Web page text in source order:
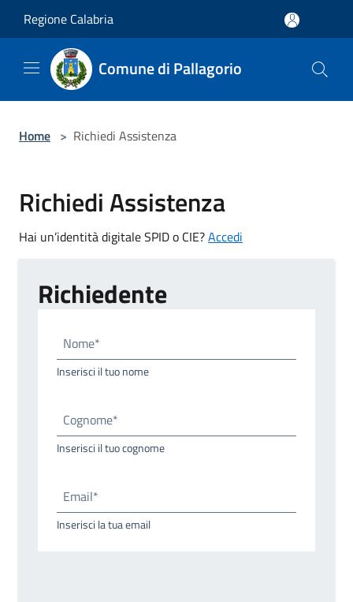
Regione Calabria
Comune di Pallagorio
Home > Richiedi Assistenza
Richiedi Assistenza
Hai un’identità digitale SPID o CIE?Accedi
Richiedente
Nome*
Inserisci il tuo nome
Cognome*
Inserisci il tuo cognome
Email*
Inserisci la tua email